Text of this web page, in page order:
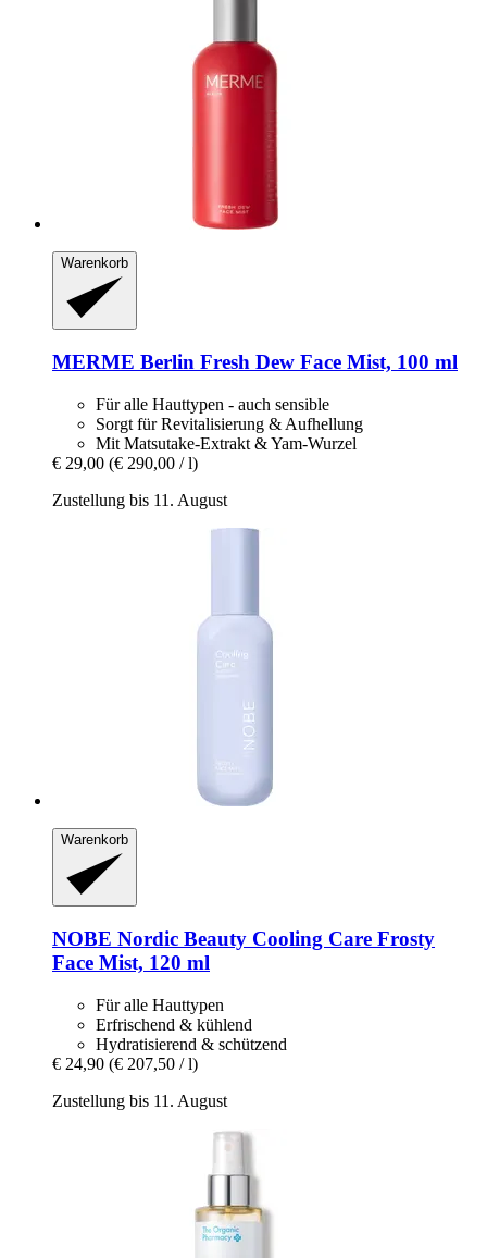
Warenkorb
MERME Berlin Fresh Dew Face Mist, 100 ml
Für alle Hauttypen - auch sensible
Sorgt für Revitalisierung & Aufhellung
Mit Matsutake-Extrakt & Yam-Wurzel
€ 29,00 (€ 290,00 / l)
Zustellung bis 11. August
Warenkorb
NOBE Nordic Beauty Cooling Care Frosty
Face Mist, 120 ml
Für alle Hauttypen
Erfrischend & kühlend
Hydratisierend & schützend
€ 24,90 (€ 207,50 / l)
Zustellung bis 11. August